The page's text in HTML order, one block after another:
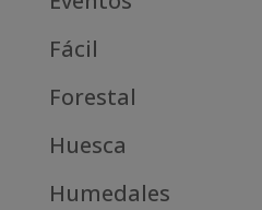
Fácil
Forestal
Huesca
Humedales